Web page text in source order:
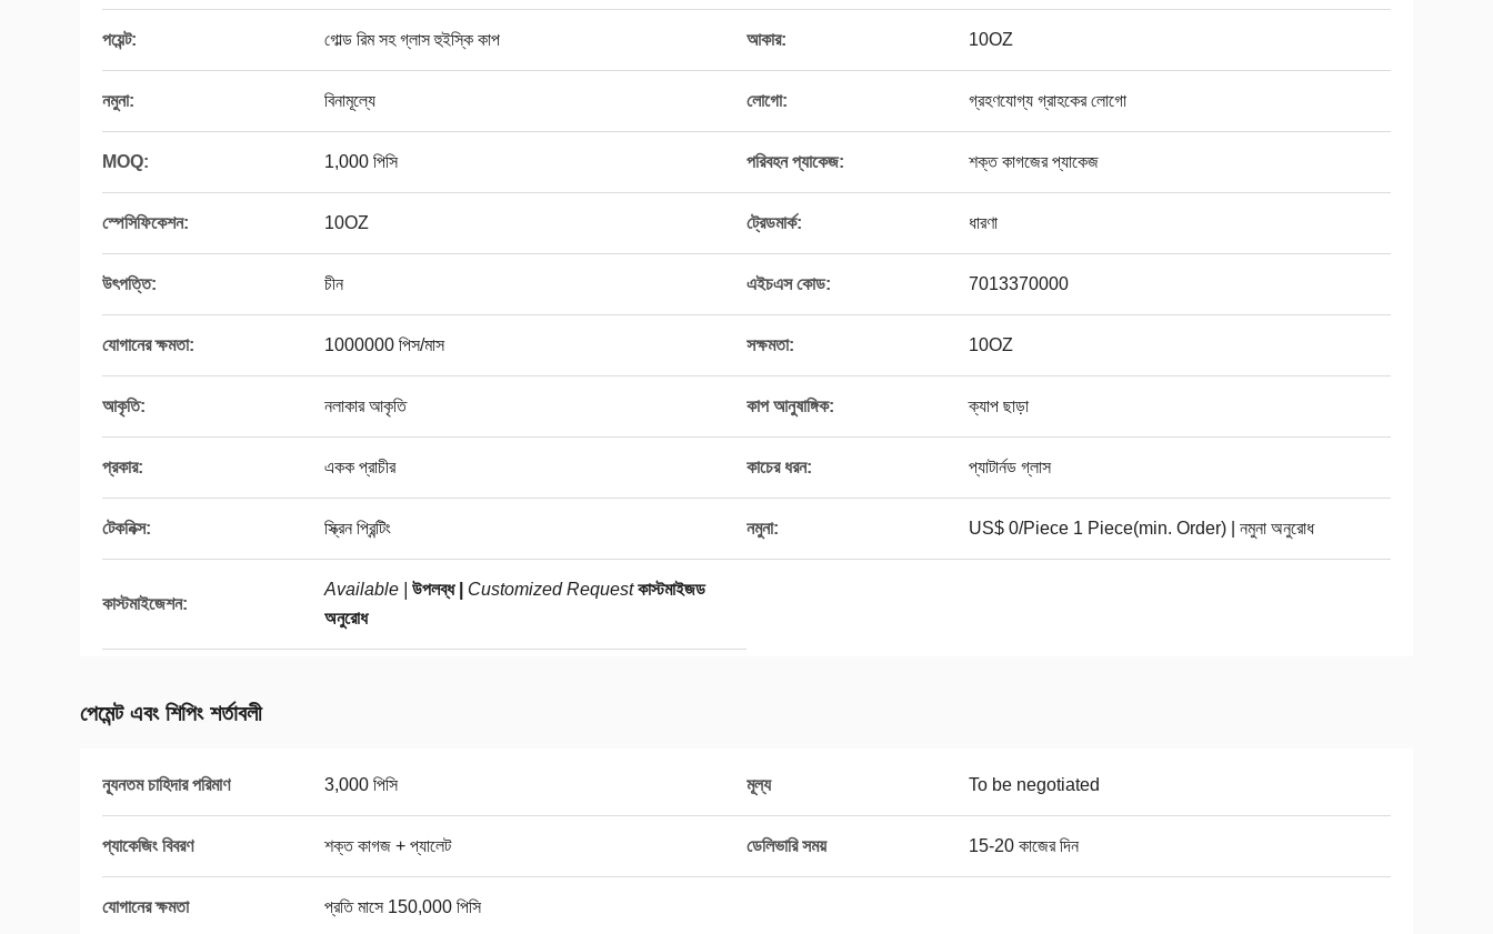
পয়েন্ট: গোল্ড রিম সহ গ্লাস হুইস্কি কাপ আকার: 10OZ
নমুনা: বিনামূল্যে লোগো: গ্রহণযোগ্য গ্রাহকের লোগো
MOQ: 1,000 পিসি পরিবহন প্যাকেজ: শক্ত কাগজের প্যাকেজ
স্পেসিফিকেশন: 10OZ ট্রেডমার্ক: ধারণা
উৎপত্তি: চীন এইচএস কোড: 7013370000
যোগানের ক্ষমতা: 1000000 পিস/মাস সক্ষমতা: 10OZ
আকৃতি: নলাকার আকৃতি কাপ আনুষাঙ্গিক: ক্যাপ ছাড়া
প্রকার: একক প্রাচীর কাচের ধরন: প্যাটার্নড গ্লাস
টেকনিক্স: স্ক্রিন প্রিন্টিং নমুনা: US$ 0/Piece 1 Piece(min. Order) | নমুনা অনুরোধ
কাস্টমাইজেশন:
Available | উপলব্ধ | Customized Request কাস্টমাইজড
অনুরোধ
পেমেন্ট এবং শিপিং শর্তাবলী
ন্যূনতম চাহিদার পরিমাণ 3,000 পিসি মূল্য To be negotiated
প্যাকেজিং বিবরণ শক্ত কাগজ + প্যালেট ডেলিভারি সময় 15-20 কাজের দিন
যোগানের ক্ষমতা প্রতি মাসে 150,000 পিসি